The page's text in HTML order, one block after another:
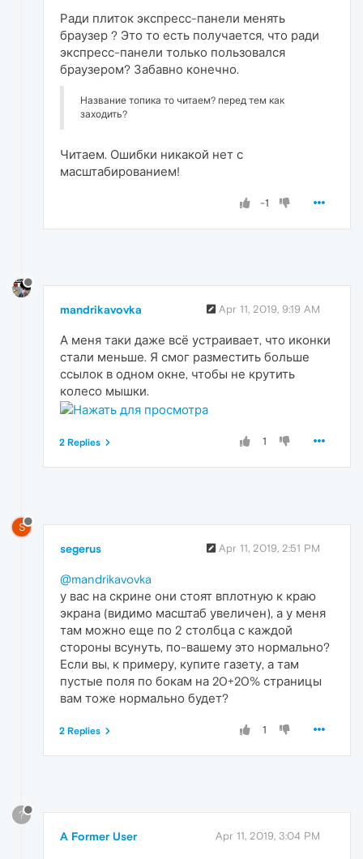
Ради плиток экспресс-панели менять
браузер ? Это то есть получается, что ради
экспресс-панели только пользовался
браузером? Забавно конечно.
Название топика то читаем? перед тем как
заходить?
Читаем. Ошибки никакой нет с
масштабированием!
-1
mandrikavovka Apr 11, 2019, 9:19 AM
А меня таки даже всё устраивает, что иконки
стали меньше. Я смог разместить больше
ссылок в одном окне, чтобы не крутить
колесо мышки.
1
2 Replies
S
segerus Apr 11, 2019, 2:51 PM
@mandrikavovka
у вас на скрине они стоят вплотную к краю
экрана (видимо масштаб увеличен), а у меня
там можно еще по 2 столбца с каждой
стороны всунуть, по-вашему это нормально?
Если вы, к примеру, купите газету, а там
пустые поля по бокам на 20+20% страницы
вам тоже нормально будет?
1
2 Replies
?
A Former User Apr 11, 2019, 3:04 PM